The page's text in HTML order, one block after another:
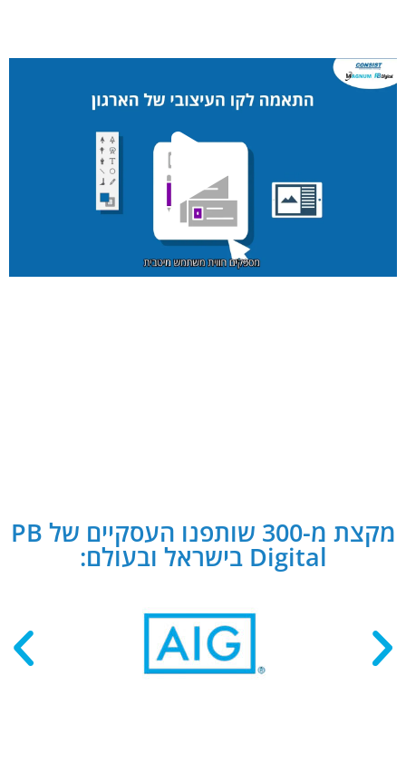
מקצת מ-300 שותפנו העסקיים של PB
Digital בישראל ובעולם: